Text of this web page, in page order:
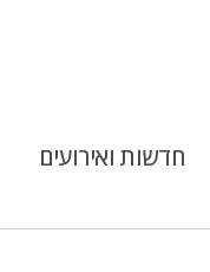
חדשות ואירועים